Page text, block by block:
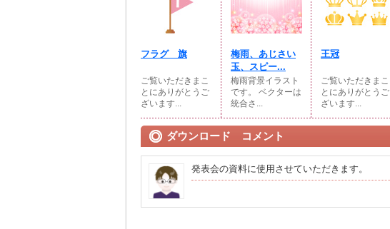
フラグ 旗
ご覧いただきまこ
とにありがとうご
ざいます...
梅雨、あじさい
玉、スピー...
梅雨背景イラスト
です。 ベクターは
統合さ...
王冠
ご覧いただきまこ
とにありがとうご
ざいます...
ダウンロード コメント
発表会の資料に使用させていただきます。